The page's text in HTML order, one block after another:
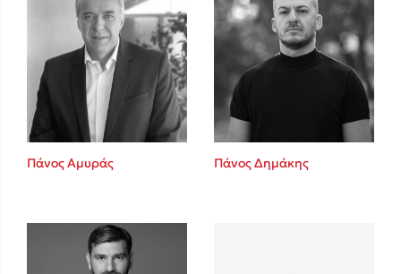
Πάνος Αμυράς Πάνος Δημάκης